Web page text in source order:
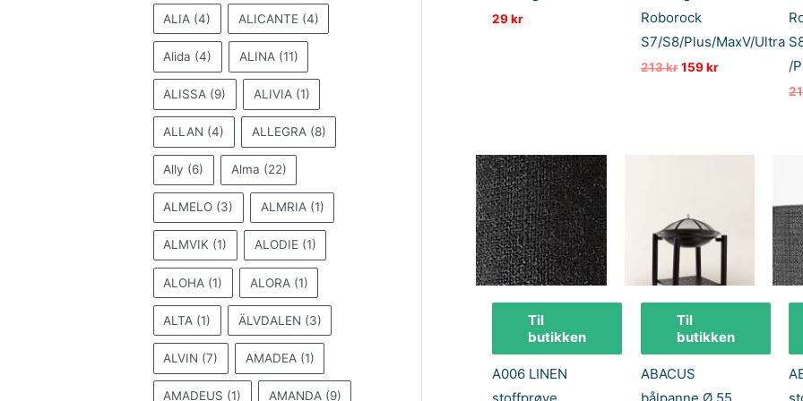
ALIA (4) ALICANTE (4)
Alida (4) ALINA (11)
ALISSA (9) ALIVIA (1)
ALLAN (4) ALLEGRA (8)
Ally (6) Alma (22)
ALMELO (3) ALMRIA (1)
ALMVIK (1) ALODIE (1)
ALOHA (1) ALORA (1)
ALTA (1) ÄLVDALEN (3)
ALVIN (7) AMADEA (1)
AMADEUS (1) AMANDA (9)
29kr
Roborock
S7/S8/Plus/MaxV/Ultra
213kr Opprinnelig
159krNåværende
/
Til
butikken
A006 LINEN
stoffprøve
Til
butikken
ABACUS
bålpanne Ø 55